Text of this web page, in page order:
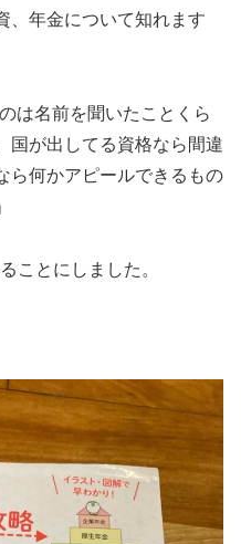
、年金について知れます
は名前を聞いたことくら
国が出してる資格なら間違
ら何かアピールできるもの
ことにしました。